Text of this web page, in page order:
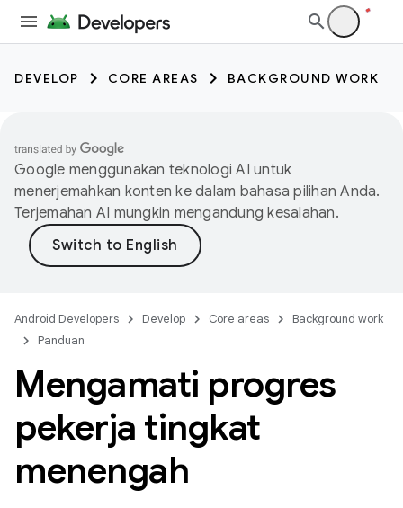
DEVELOP CORE AREAS BACKGROUND WORK
Google menggunakan teknologi AI untuk
menerjemahkan konten ke dalam bahasa pilihan Anda.
Terjemahan AI mungkin mengandung kesalahan.
Android Developers Develop Core areas
Background work
Panduan
Mengamati progres
pekerja tingkat
menengah